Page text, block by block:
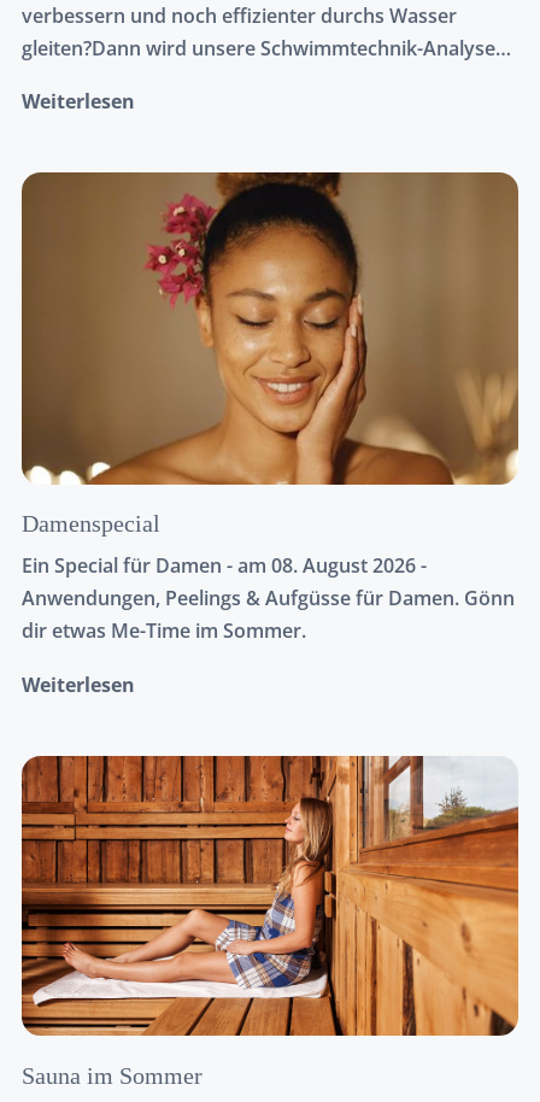
verbessern und noch effizienter durchs Wasser
gleiten?Dann wird unsere Schwimmtechnik-Analyse
Unterwasserkamera nehmen wir deinen Schwimmstil
einem Folgetermin gemeinsam aus.
Weiterlesen
Damenspecial
Ein Special für Damen - am 08. August 2026 -
Anwendungen, Peelings & Aufgüsse für Damen. Gönn
dir etwas Me-Time im Sommer.
Weiterlesen
Sauna im Sommer